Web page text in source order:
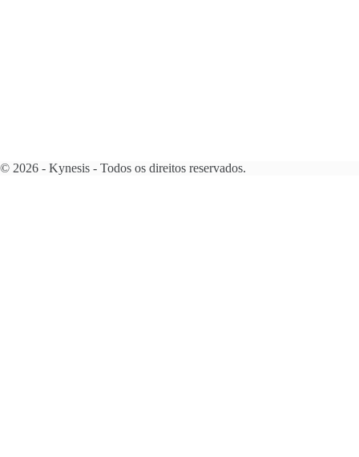
© 2026 - Kynesis - Todos os direitos reservados.